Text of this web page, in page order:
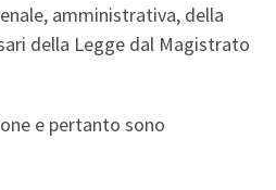
amministrativa, della
della Legge dal Magistrato
e pertanto sono